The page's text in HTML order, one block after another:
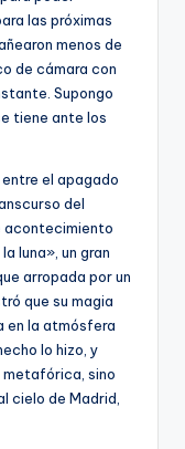
las próximas
menos de
de cámara con
Supongo
tiene ante los
el apagado
del
acontecimiento
luna», un gran
arropada por un
que su magia
en la atmósfera
lo hizo, y
sino
cielo de Madrid,